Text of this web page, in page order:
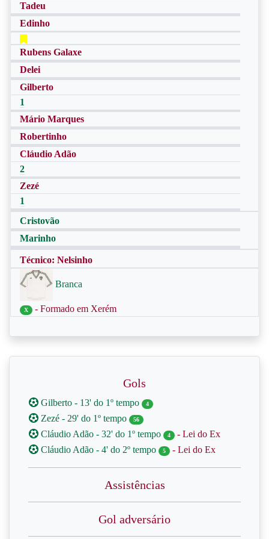
Tadeu
Edinho
Rubens Galaxe
Delei
Gilberto
1
Mário Marques
Robertinho
Cláudio Adão
2
Zezé
1
Cristovão
Marinho
Técnico: Nelsinho
Branca
X - Formado em Xerém
Gols
Gilberto - 13' do 1º tempo 4
Zezé - 29' do 1º tempo 56
Cláudio Adão - 32' do 1º tempo 4
- Lei do Ex
Cláudio Adão - 4' do 2º tempo
5 - Lei do Ex
Assistências
Gol adversário